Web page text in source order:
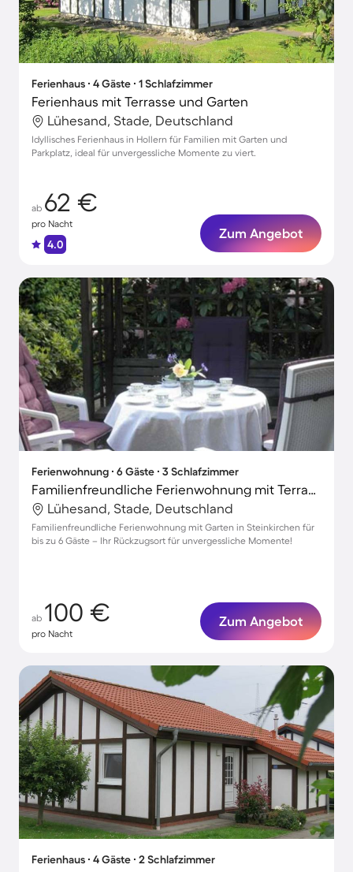
Ferienhaus ∙ 4 Gäste ∙ 1 Schlafzimmer
Ferienhaus mit Terrasse und Garten
Lühesand, Stade, Deutschland
Idyllisches Ferienhaus in Hollern für Familien mit Garten und
Parkplatz, ideal für unvergessliche Momente zu viert.
ab 62 €
pro Nacht
4.0
Zum Angebot
Ferienwohnung ∙ 6 Gäste ∙ 3 Schlafzimmer
Familienfreundliche Ferienwohnung mit Terrasse, Garten und Grill
Lühesand, Stade, Deutschland
Familienfreundliche Ferienwohnung mit Garten in Steinkirchen für
bis zu 6 Gäste – Ihr Rückzugsort für unvergessliche Momente!
ab 100 €
pro Nacht
Zum Angebot
Ferienhaus ∙ 4 Gäste ∙ 2 Schlafzimmer